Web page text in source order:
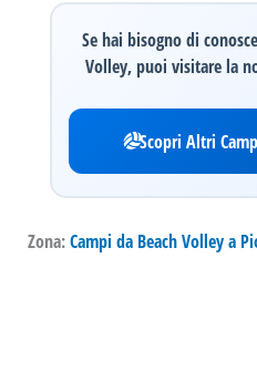
Se hai bisogno di
Volley, puoi visitare la
Scopri Altri
Zona:Campi da Beach Volley a